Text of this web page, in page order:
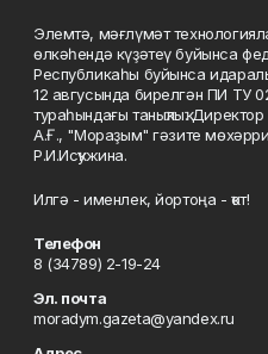
Элемтә, мәғлүмәт
өлкәһендә күҙәтеү буйынса
Республикаһы буйынса
12 авгусында бирелгән ПИ ТУ
тураһындағы таныҡлыҡ.
А.Ғ., "Мораҙым" гәзите
Р.И.Исҡужина.
Илгә - именлек, йортоңа - ҡот!
Телефон
8 (34789) 2-19-24
Эл. почта
moradym.gazeta@yandex.ru